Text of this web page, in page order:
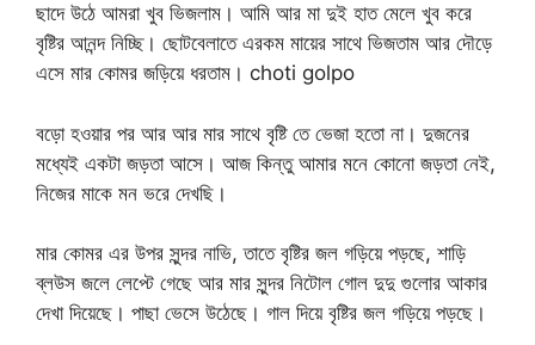
ছাদে উঠে আমরা খুব ভিজলাম। আমি আর মা দুই হাত মেলে খুব করে
বৃষ্টির আনন্দ নিচ্ছি। ছোটবেলাতে এরকম মায়ের সাথে ভিজতাম আর দৌড়ে
এসে মার কোমর জড়িয়ে ধরতাম। choti golpo
বড়ো হওয়ার পর আর আর মার সাথে বৃষ্টি তে ভেজা হতো না। দুজনের
মধ্যেই একটা জড়তা আসে। আজ কিন্তু আমার মনে কোনো জড়তা নেই,
নিজের মাকে মন ভরে দেখছি।
মার কোমর এর উপর সুন্দর নাভি, তাতে বৃষ্টির জল গড়িয়ে পড়ছে, শাড়ি
ব্লউস জলে লেপ্টে গেছে আর মার সুন্দর নিটোল গোল দুদু গুলোর আকার
দেখা দিয়েছে। পাছা ভেসে উঠেছে। গাল দিয়ে বৃষ্টির জল গড়িয়ে পড়ছে।